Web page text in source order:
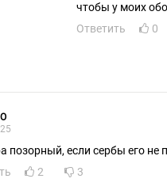
чтобы у моих
Ответить
0
позорный, если сербы его не
2 3